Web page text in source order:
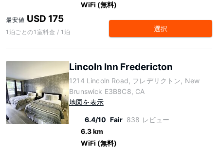
WiFi (無料)
最安値 USD 175
1泊ごとの1室料金 / 1泊 選択
Lincoln Inn Fredericton
1214 Lincoln Road, フレデリクトン, New
Brunswick E3B8C8, CA
地図を表示
6.4/10 Fair 838 レビュー
6.3 km
WiFi (無料)